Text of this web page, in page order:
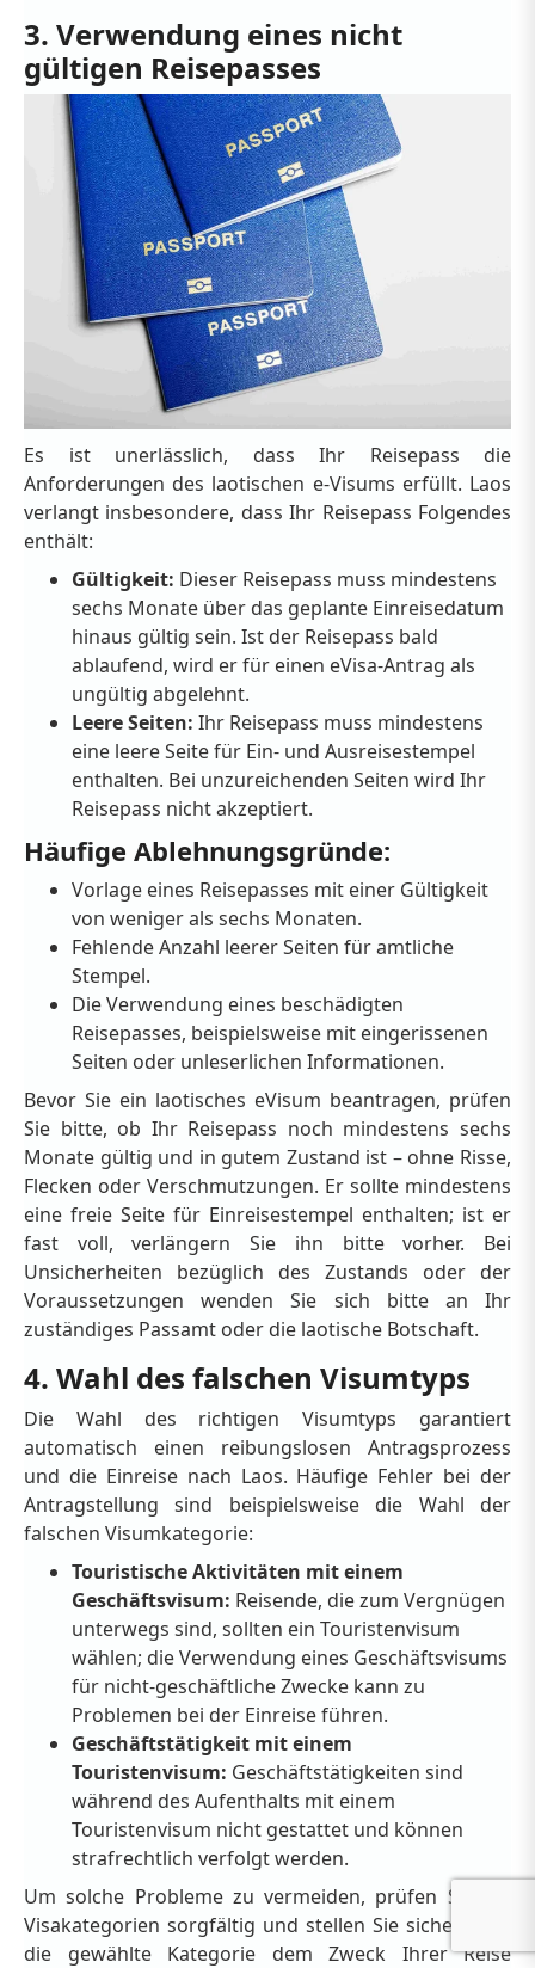
3. Verwendung eines nicht
gültigen Reisepasses
Es ist unerlässlich, dass Ihr Reisepass die
Anforderungen des laotischen e-Visums erfüllt. Laos
verlangt insbesondere, dass Ihr Reisepass Folgendes
enthält:
Gültigkeit: Dieser Reisepass muss mindestens
sechs Monate über das geplante Einreisedatum
hinaus gültig sein. Ist der Reisepass bald
ablaufend, wird er für einen eVisa-Antrag als
ungültig abgelehnt.
Leere Seiten: Ihr Reisepass muss mindestens
eine leere Seite für Ein- und Ausreisestempel
enthalten. Bei unzureichenden Seiten wird Ihr
Reisepass nicht akzeptiert.
Häufige Ablehnungsgründe:
Vorlage eines Reisepasses mit einer Gültigkeit
von weniger als sechs Monaten.
Fehlende Anzahl leerer Seiten für amtliche
Stempel.
Die Verwendung eines beschädigten
Reisepasses, beispielsweise mit eingerissenen
Seiten oder unleserlichen Informationen.
Bevor Sie ein laotisches eVisum beantragen, prüfen
Sie bitte, ob Ihr Reisepass noch mindestens sechs
Monate gültig und in gutem Zustand ist – ohne Risse,
Flecken oder Verschmutzungen. Er sollte mindestens
eine freie Seite für Einreisestempel enthalten; ist er
fast voll, verlängern Sie ihn bitte vorher. Bei
Unsicherheiten bezüglich des Zustands oder der
Voraussetzungen wenden Sie sich bitte an Ihr
zuständiges Passamt oder die laotische Botschaft.
4. Wahl des falschen Visumtyps
Die Wahl des richtigen Visumtyps garantiert
automatisch einen reibungslosen Antragsprozess
und die Einreise nach Laos. Häufige Fehler bei der
Antragstellung sind beispielsweise die Wahl der
falschen Visumkategorie:
Touristische Aktivitäten mit einem
Geschäftsvisum: Reisende, die zum Vergnügen
unterwegs sind, sollten ein Touristenvisum
wählen; die Verwendung eines Geschäftsvisums
für nicht-geschäftliche Zwecke kann zu
Problemen bei der Einreise führen.
Geschäftstätigkeit mit einem
Touristenvisum: Geschäftstätigkeiten sind
während des Aufenthalts mit einem
Touristenvisum nicht gestattet und können
strafrechtlich verfolgt werden.
Um solche Probleme zu vermeiden, prüfen Sie die
Visakategorien sorgfältig und stellen Sie sicher, dass
die gewählte Kategorie dem Zweck Ihrer Reise